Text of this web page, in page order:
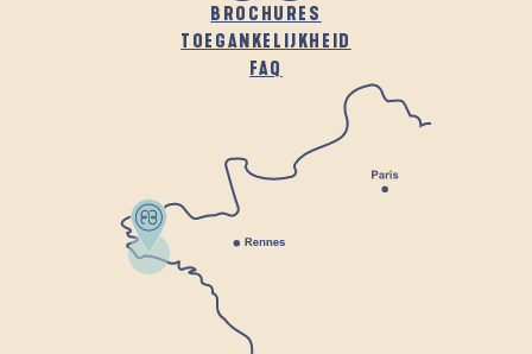
BROCHURES
TOEGANKELIJKHEID
FAQ